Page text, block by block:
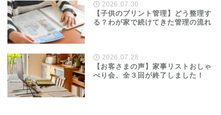
2026.07.30
【子供のプリント管理】どう整理す
る？わが家で続けてきた管理の流れ
2026.07.28
【お客さまの声】家事リストおしゃ
べり会、全３回が終了しました！